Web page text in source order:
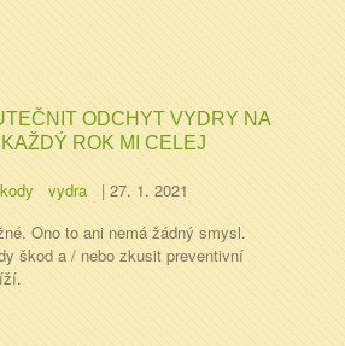
ODCHYT VYDRY NA
ROK MI CELEJ
vydra | 27. 1. 2021
Ono to ani nemá žádný smysl.
škod a / nebo zkusit preventivní